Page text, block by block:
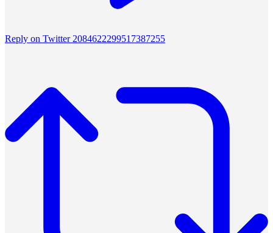
Reply on Twitter 2084622299517387255